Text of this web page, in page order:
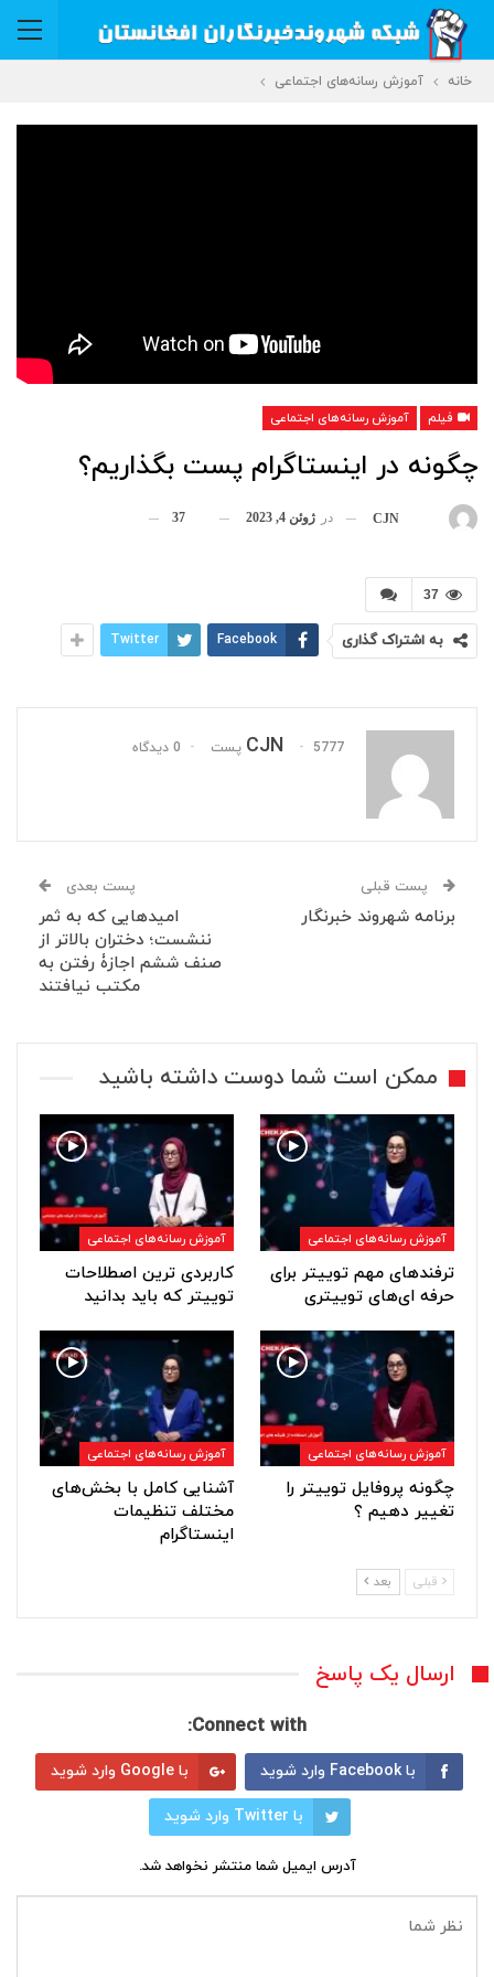
خانه آموزش رسانه‌های اجتماعی
فیلم آموزش رسانه‌های اجتماعی
چگونه در اینستاگرام پست بگذاریم؟
CJN در ژوئن 4, 2023 37
37
به اشتراک گذاری Facebook
Twitter
CJN 5777 پست 0 دیدگاه
پست قبلی
برنامه شهروند خبرنگار
پست بعدی
امیدهایی که به ثمر
ننشست؛ دختران بالاتر از
صنف ششم اجازۀ رفتن به
مکتب نیافتند
ممکن است شما دوست داشته باشید
آموزش رسانه‌های اجتماعی
ترفندهای مهم توییتر برای
حرفه ای‌های توییتری
آموزش رسانه‌های اجتماعی
کاربردی ترین اصطلاحات
توییتر که باید بدانید
آموزش رسانه‌های اجتماعی
چگونه پروفایل توییتر را
تغییر دهیم ؟
آموزش رسانه‌های اجتماعی
آشنایی کامل با بخش‌های
مختلف تنظیمات
اینستاگرام
قبلی بعد
ارسال یک پاسخ
Connect with:
با Facebook وارد شوید با Google وارد شوید
با Twitter وارد شوید
آدرس ایمیل شما منتشر نخواهد شد.